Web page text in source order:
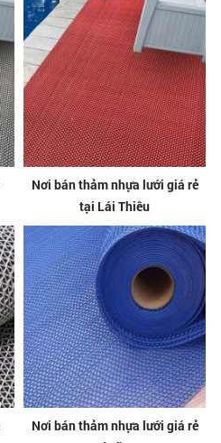
Nơi bán thảm nhựa lưới giá rẻ
tại Lái Thiêu
Nơi bán thảm nhựa lưới giá rẻ